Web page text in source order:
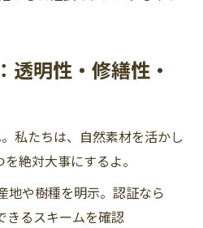
透明性・修繕性・
私たちは、自然素材を活かし
絶対大事にするよ。
地や樹種を明示。認証なら
きるスキームを確認